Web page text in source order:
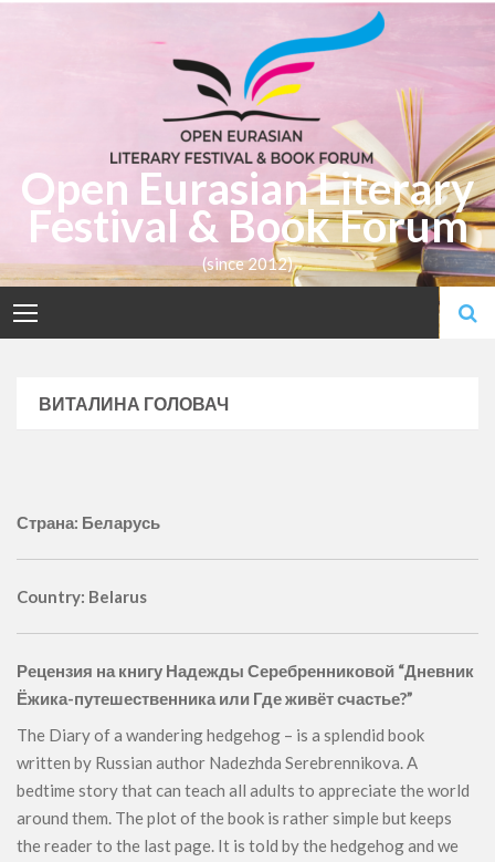
Open Eurasian Literary
Festival & Book Forum
(since 2012)
ВИТАЛИНА ГОЛОВАЧ
Страна: Беларусь
Country: Belarus
Рецензия на книгу Надежды Серебренниковой “Дневник
Ёжика-путешественника или Где живёт счастье?”
The Diary of a wandering hedgehog – is a splendid book
written by Russian author Nadezhda Serebrennikova. A
bedtime story that can teach all adults to appreciate the world
around them. The plot of the book is rather simple but keeps
the reader to the last page. It is told by the hedgehog and we